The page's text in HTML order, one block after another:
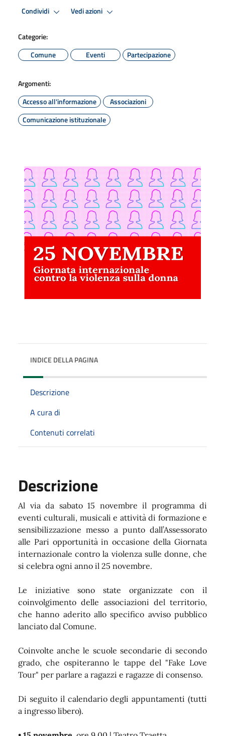
Condividi Vedi azioni
Categorie:
Comune
Eventi Partecipazione
Argomenti:
Accesso all'informazione
Associazioni
Comunicazione istituzionale
INDICE DELLA PAGINA
Descrizione
A cura di
Contenuti correlati
Descrizione
Al via da sabato 15 novembre il programma di
eventi culturali, musicali e attività di formazione e
sensibilizzazione messo a punto dall’Assessorato
alle Pari opportunità in occasione della Giornata
internazionale contro la violenza sulle donne, che
si celebra ogni anno il 25 novembre.
Le iniziative sono state organizzate con il
coinvolgimento delle associazioni del territorio,
che hanno aderito allo specifico avviso pubblico
lanciato dal Comune.
Coinvolte anche le scuole secondarie di secondo
grado, che ospiteranno le tappe del "Fake Love
Tour" per parlare a ragazzi e ragazze di consenso.
Di seguito il calendario degli appuntamenti (tutti
a ingresso libero).